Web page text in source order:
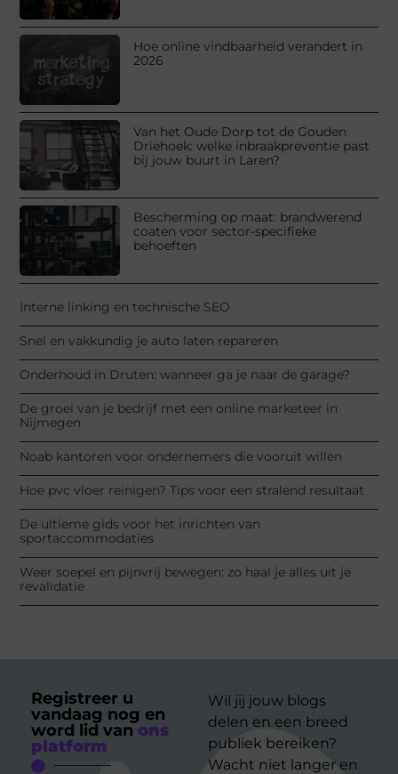
Hoe online vindbaarheid verandert in
2026
Van het Oude Dorp tot de Gouden
Driehoek: welke inbraakpreventie past
bij jouw buurt in Laren?
Bescherming op maat: brandwerend
coaten voor sector-specifieke
behoeften
Interne linking en technische SEO
Snel en vakkundig je auto laten repareren
Onderhoud in Druten: wanneer ga je naar de garage?
De groei van je bedrijf met een online marketeer in
Nijmegen
Noab kantoren voor ondernemers die vooruit willen
Hoe pvc vloer reinigen? Tips voor een stralend resultaat
De ultieme gids voor het inrichten van
sportaccommodaties
Weer soepel en pijnvrij bewegen: zo haal je alles uit je
revalidatie
Registreer u
vandaag nog en
word lid van ons
platform
Wil jij jouw blogs
delen en een breed
publiek bereiken?
Wacht niet langer en